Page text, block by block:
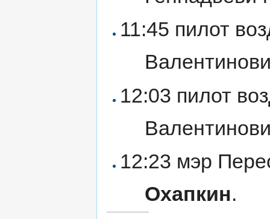
11:45 пилот
12:03 пилот
12:23 мэр
Охапкин.